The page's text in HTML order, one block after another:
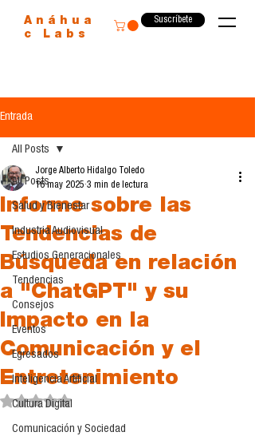
Anáhua
c Labs
Suscríbete
Entrada
All Posts
Salud y Bienestar
Industria Audiovisual
Estudios Generacionales
Tendencias
Consejos
Eventos
Egresados
Inteligencia Artificial
Cultura Digital
Comunicación y Sociedad
All Posts
Informe sobre las
Tendencias de
Búsqueda en relación
a "ChatGPT" y su
Impacto en la
Comunicación y el
Entretenimiento
Jorge Alberto Hidalgo Toledo
16 may 2025 3 min de lectura
Obtuvo NaN de 5 estrellas.